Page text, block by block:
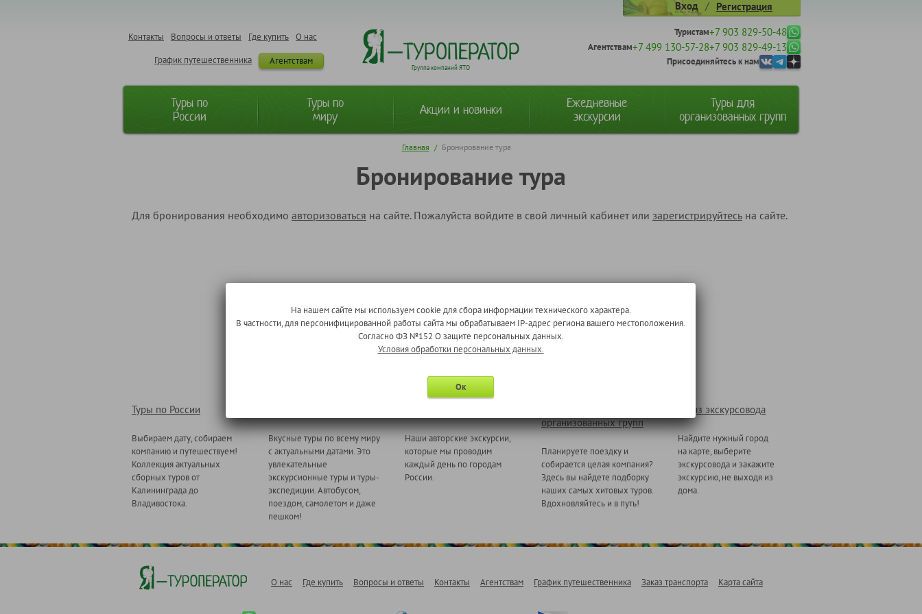
Вход / Регистрация
О нас
Где купить
Вопросы и ответы
Контакты
Агентствам
График путешественника
Группа компаний ЯТО
Туристам+7 903 829-50-48
Агентствам+7 499 130-57-28+7 903 829-49-13
Присоединяйтесь к нам
Туры по
России
Туры по
миру
Акции и новинки
Ежедневные
экскурсии
Туры для
организованных групп
Главная / Бронирование тура
Бронирование тура
Для бронирования необходимо авторизоваться на сайте. Пожалуйста войдите в свой личный кабинет или зарегистрируйтесь на сайте.
Туры по России
Выбираем дату, собираем
компанию и путешествуем!
Коллекция актуальных
сборных туров от
Калининграда до
Владивостока.
Вкусные туры по всему миру
с актуальными датами. Это
увлекательные
экскурсионные туры и туры-
экспедиции. Автобусом,
поездом, самолетом и даже
пешком!
Наши авторские экскурсии,
которые мы проводим
каждый день по городам
России.
организованных групп
Планируете поездку и
собирается целая компания?
Здесь вы найдете подборку
наших самых хитовых туров.
Вдохновляйтесь и в путь!
Заказ экскурсовода
Найдите нужный город
на карте, выберите
экскурсовода и закажите
экскурсию, не выходя из
дома.
О нас Где купить Вопросы и ответы Контакты Агентствам График путешественника Заказ транспорта Карта сайта
На нашем сайте мы используем cookie для сбора информации технического характера.
В частности, для персонифицированной работы сайта мы обрабатываем IP-адрес региона вашего местоположения.
Согласно ФЗ №152 О защите персональных данных.
Условия обработки персональных данных.
Ок